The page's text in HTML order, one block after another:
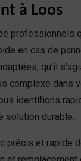
à Loos
professionnels
en cas de
qu’il
complexe dans
identifions
solution durable.
précis et rapide